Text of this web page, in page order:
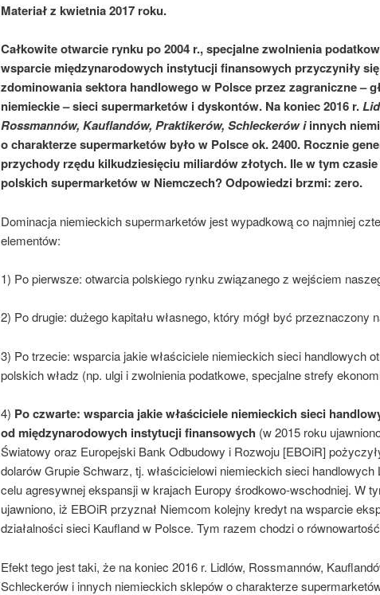
Materiał z kwietnia 2017 roku.
Całkowite otwarcie rynku po 2004 r., specjalne zwolnienia
wsparcie międzynarodowych instytucji finansowych przyczyniły
zdominowania sektora handlowego w Polsce przez zagraniczne –
niemieckie – sieci supermarketów i dyskontów. Na koniec 2016 r.
Rossmannów, Kauflandów, Praktikerów, Schlecke­rów iinnych
o charakterze supermarketów było w Polsce ok. 2400. Rocznie
przychody rzędu kilkudziesięciu miliardów złotych. Ile w tym
polskich supermarketów w Niemczech? Odpowiedzi brzmi: zero.
Dominacja niemieckich supermarketów jest wypadkową co najmniej
elementów:
1) Po pierw­sze: otwarcia polskiego rynku związanego z wejściem
2) Po drugie: dużego kapi­tału własnego, który mógł być przeznaczony
3) Po trzecie: wsparcia jakie właściciele nie­mieckich sieci handlowych
polskich władz (np. ulgi i zwolnienia podatkowe, specjalne stre­fy
4) Po czwarte: wsparcia jakie właściciele niemieckich sieci
od międzynarodowych instytucji finansowych (w 2015 roku
Światowy oraz Euro­pejski Bank Odbudowy i Rozwoju [EBOiR]
dolarów Grupie Schwarz, tj. właścicie­lowi niemieckich sieci handlowych
celu agresywnej ekspansji w krajach Europy środ­kowo-wschodniej. W
ujawniono, iż EBOiR przyznał Niemcom kolejny kredyt na wsparcie
działalności sieci Kaufland w Polsce. Tym razem chodzi o
Efekt tego jest taki, że na koniec 2016 r. Lidlów, Rossmannów,
Schleckerów i innych niemieckich sklepów o charakterze